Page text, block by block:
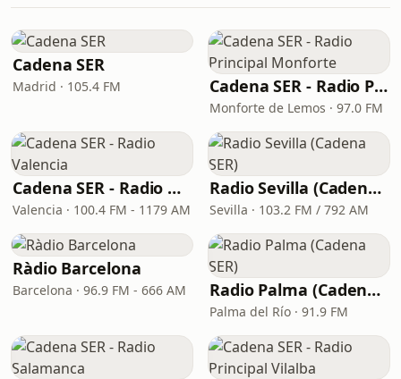
Cadena SER
Madrid · 105.4 FM Cadena SER - Radio Principal Monforte
Monforte de Lemos · 97.0 FM
Cadena SER - Radio Valencia
Valencia · 100.4 FM - 1179 AM
Radio Sevilla (Cadena SER)
Sevilla · 103.2 FM / 792 AM
Ràdio Barcelona
Barcelona · 96.9 FM - 666 AM Radio Palma (Cadena SER)
Palma del Río · 91.9 FM